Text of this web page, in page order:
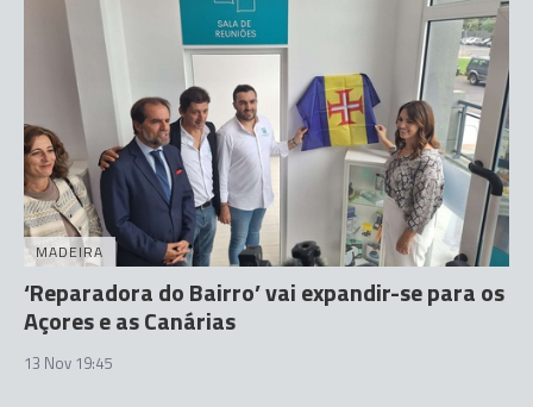
MADEIRA
‘Reparadora do Bairro’ vai expandir-se para os
Açores e as Canárias
13 Nov 19:45